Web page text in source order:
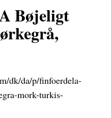
Bøjeligt
dk/da/p/finfoerdela-
mork-turkis-